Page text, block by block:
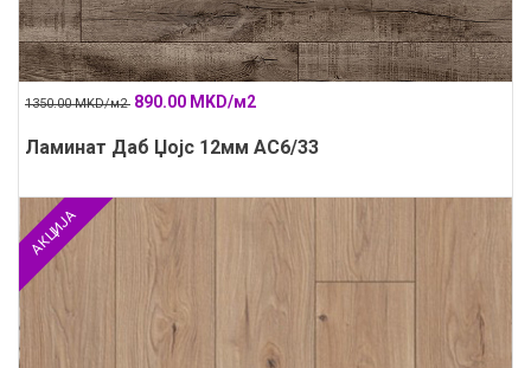
1350.00 MKD/м2 890.00 MKD/м2
Ламинат Даб Џојс 12мм АС6/33
АКЦИЈА